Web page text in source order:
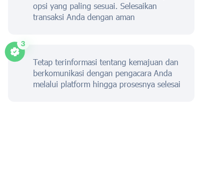
opsi yang paling sesuai. Selesaikan
transaksi Anda dengan aman
Tetap terinformasi tentang kemajuan dan
berkomunikasi dengan pengacara Anda
melalui platform hingga prosesnya selesai